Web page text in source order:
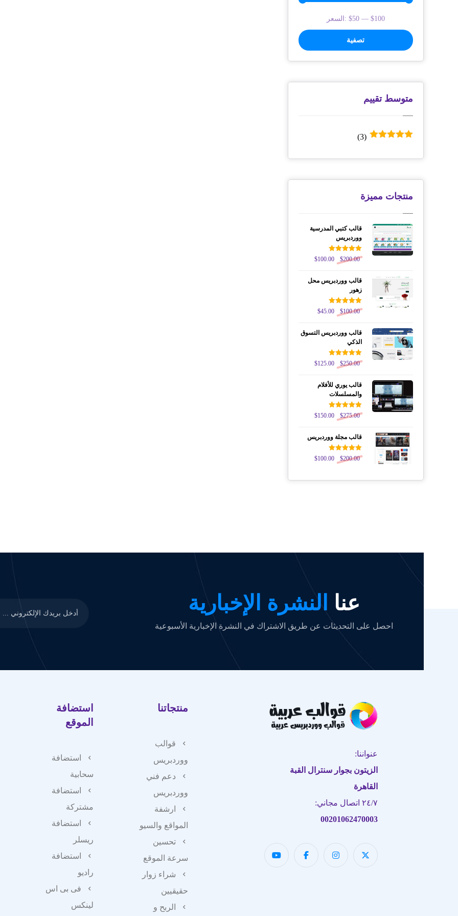
تصفية
السعر: $50— $100
متوسط ​​تقييم
(3)
منتجات مميزة
قالب كتبي المدرسية
ووردبريس
تم التقييم
5.00من 5
$200.00
$100.00
قالب ووردبريس محل
زهور
تم التقييم
5.00من 5
$100.00
$45.00
قالب ووردبريس التسوق
الذكي
تم التقييم
5.00من 5
$250.00
$125.00
قالب يوري للأفلام
والمسلسلات
تم التقييم
5.00من 5
$275.00
$150.00
قالب مجلة ووردبريس
تم التقييم
5.00من 5
$200.00
$100.00
عنا النشرة الإخبارية
احصل على التحديثات عن طريق الاشتراك في النشرة الإخبارية الأسبوعية
عنواننا:
الزيتون بجوار سنترال القبة
القاهرة
٢٤/٧ اتصال مجاني:
00201062470003
منتجاتنا
قوالب
ووردبريس
دعم فني
ووردبريس
ارشفة
المواقع والسيو
تحسين
سرعة الموقع
شراء زوار
حقيقيين
الربح و
استضافة
الموقع
استضافة
سحابية
استضافة
مشتركة
استضافة
ريسلر
استضافة
راديو
فى بى اس
لينكس